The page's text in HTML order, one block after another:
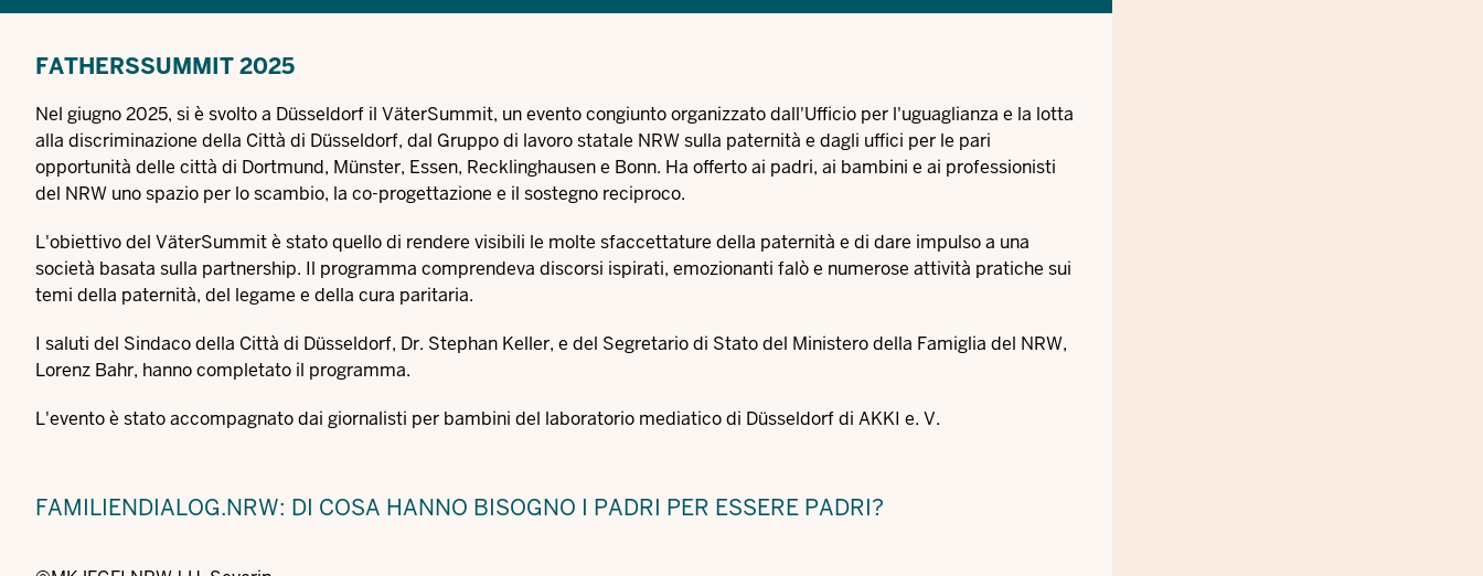
FATHERSSUMMIT 2025
Nel giugno 2025, si è svolto a Düsseldorf il VäterSummit, un evento congiunto organizzato dall'Ufficio per l'uguaglianza e la lotta
alla discriminazione della Città di Düsseldorf, dal Gruppo di lavoro statale NRW sulla paternità e dagli uffici per le pari
opportunità delle città di Dortmund, Münster, Essen, Recklinghausen e Bonn. Ha offerto ai padri, ai bambini e ai professionisti
del NRW uno spazio per lo scambio, la co-progettazione e il sostegno reciproco.
L'obiettivo del VäterSummit è stato quello di rendere visibili le molte sfaccettature della paternità e di dare impulso a una
società basata sulla partnership. Il programma comprendeva discorsi ispirati, emozionanti falò e numerose attività pratiche sui
temi della paternità, del legame e della cura paritaria.
I saluti del Sindaco della Città di Düsseldorf, Dr. Stephan Keller, e del Segretario di Stato del Ministero della Famiglia del NRW,
Lorenz Bahr, hanno completato il programma.
L'evento è stato accompagnato dai giornalisti per bambini del laboratorio mediatico di Düsseldorf di AKKI e. V.
FAMILIENDIALOG.NRW: DI COSA HANNO BISOGNO I PADRI PER ESSERE PADRI?